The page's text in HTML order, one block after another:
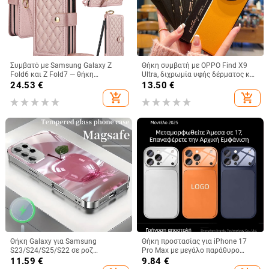
Συμβατό με Samsung Galaxy Z
Fold6 και Z Fold7 — θήκη
τηλεφώνου από δέρμα με υποδοχή
για στυλό, αναδιπλούμενη, κομψός
σχεδιασμός, με λουράκι καρπού,
24.53 €
add_shopping_cart
Θήκη συμβατή με OPPO Find X9
Ultra, διχρωμία υφής δέρματος και
φθορίζουσες γραμμές, GT8Pro
13.50 €
add_shopping_cart
Θήκη Galaxy για Samsung
S23/S24/S25/S22 σε ροζ
παγωμένο κρύσταλλο με πλήρη
11.59 €
Θήκη προστασίας για iPhone 17
Pro Max με μεγάλο παράθυρο
προβολής, ακρυλικό
9.84 €